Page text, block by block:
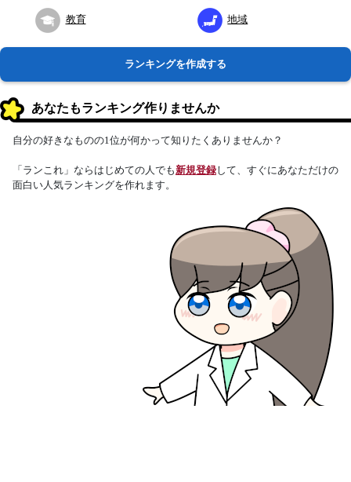
教育 地域
ランキングを作成する
あなたもランキング作りませんか
自分の好きなものの1位が何かって知りたくありませんか？
「ランこれ」ならはじめての人でも新規登録して、すぐにあなただけの
面白い人気ランキングを作れます。